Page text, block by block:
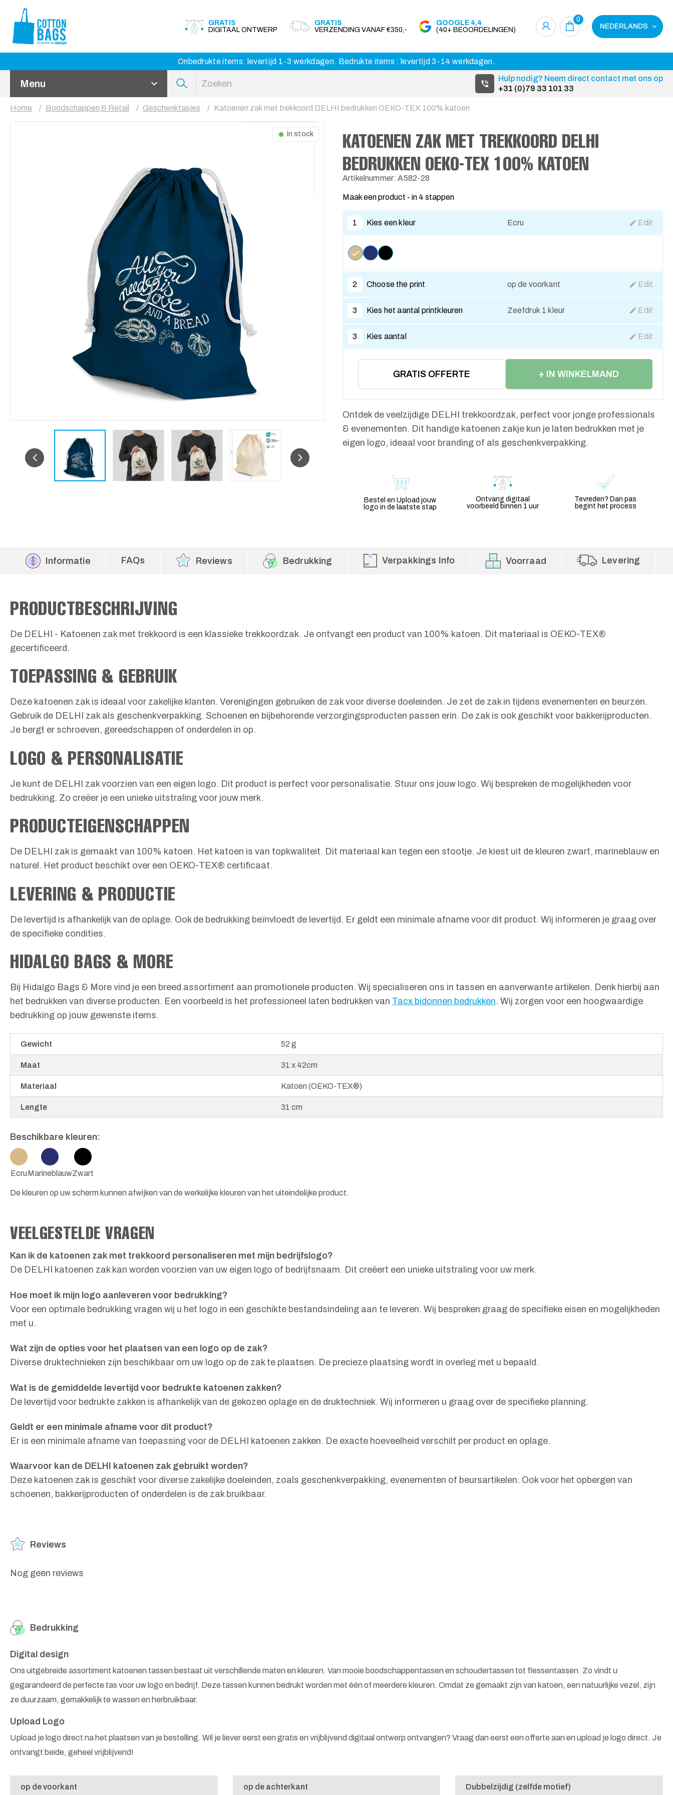
GRATIS
DIGITAAL ONTWERP
GRATIS
VERZENDING VANAF €350,-
GOOGLE 4,4
(40+ BEOORDELINGEN)
0
NEDERLANDS
Onbedrukte items: levertijd 1-3 werkdagen. Bedrukte items : levertijd 3-14 werkdagen.
Menu
Hulp nodig? Neem direct contact met ons op
+31 (0)79 33 101 33
Home Boodschappen & Retail Geschenktasjes Katoenen zak met trekkoord DELHI bedrukken OEKO-TEX 100% katoen
In stock
KATOENEN ZAK MET TREKKOORD DELHI
BEDRUKKEN OEKO-TEX 100% KATOEN
Artikelnummer: A582-28
Maak een product - in 4 stappen
1 Kies een kleur Ecru Edit
2 Choose the print op de voorkant Edit
3 Kies het aantal printkleuren Zeefdruk 1 kleur Edit
3 Kies aantal Edit
GRATIS OFFERTE + IN WINKELMAND
Ontdek de veelzijdige DELHI trekkoordzak, perfect voor jonge professionals
& evenementen. Dit handige katoenen zakje kun je laten bedrukken met je
eigen logo, ideaal voor branding of als geschenkverpakking.
Bestel en Upload jouw
logo in de laatste stap
Ontvang digitaal
voorbeeld binnen 1 uur
Tevreden? Dan pas
begint het process
Informatie FAQs Reviews Bedrukking Verpakkings Info Voorraad Levering
PRODUCTBESCHRIJVING
De DELHI - Katoenen zak met trekkoord is een klassieke trekkoordzak. Je ontvangt een product van 100% katoen. Dit materiaal is OEKO-TEX®
gecertificeerd.
TOEPASSING & GEBRUIK
Deze katoenen zak is ideaal voor zakelijke klanten. Verenigingen gebruiken de zak voor diverse doeleinden. Je zet de zak in tijdens evenementen en beurzen.
Gebruik de DELHI zak als geschenkverpakking. Schoenen en bijbehorende verzorgingsproducten passen erin. De zak is ook geschikt voor bakkerijproducten.
Je bergt er schroeven, gereedschappen of onderdelen in op.
LOGO & PERSONALISATIE
Je kunt de DELHI zak voorzien van een eigen logo. Dit product is perfect voor personalisatie. Stuur ons jouw logo. Wij bespreken de mogelijkheden voor
bedrukking. Zo creëer je een unieke uitstraling voor jouw merk.
PRODUCTEIGENSCHAPPEN
De DELHI zak is gemaakt van 100% katoen. Het katoen is van topkwaliteit. Dit materiaal kan tegen een stootje. Je kiest uit de kleuren zwart, marineblauw en
naturel. Het product beschikt over een OEKO-TEX® certificaat.
LEVERING & PRODUCTIE
De levertijd is afhankelijk van de oplage. Ook de bedrukking beïnvloedt de levertijd. Er geldt een minimale afname voor dit product. Wij informeren je graag over
de specifieke condities.
HIDALGO BAGS & MORE
Bij Hidalgo Bags & More vind je een breed assortiment aan promotionele producten. Wij specialiseren ons in tassen en aanverwante artikelen. Denk hierbij aan
het bedrukken van diverse producten. Een voorbeeld is het professioneel laten bedrukken van Tacx bidonnen bedrukken. Wij zorgen voor een hoogwaardige
bedrukking op jouw gewenste items.
Gewicht 52 g
Maat 31 x 42cm
Materiaal Katoen (OEKO-TEX®)
Lengte 31 cm
Beschikbare kleuren:
EcruMarineblauwZwart
De kleuren op uw scherm kunnen afwijken van de werkelijke kleuren van het uiteindelijke product.
VEELGESTELDE VRAGEN
Kan ik de katoenen zak met trekkoord personaliseren met mijn bedrijfslogo?
De DELHI katoenen zak kan worden voorzien van uw eigen logo of bedrijfsnaam. Dit creëert een unieke uitstraling voor uw merk.
Hoe moet ik mijn logo aanleveren voor bedrukking?
Voor een optimale bedrukking vragen wij u het logo in een geschikte bestandsindeling aan te leveren. Wij bespreken graag de specifieke eisen en mogelijkheden
met u.
Wat zijn de opties voor het plaatsen van een logo op de zak?
Diverse druktechnieken zijn beschikbaar om uw logo op de zak te plaatsen. De precieze plaatsing wordt in overleg met u bepaald.
Wat is de gemiddelde levertijd voor bedrukte katoenen zakken?
De levertijd voor bedrukte zakken is afhankelijk van de gekozen oplage en de druktechniek. Wij informeren u graag over de specifieke planning.
Geldt er een minimale afname voor dit product?
Er is een minimale afname van toepassing voor de DELHI katoenen zakken. De exacte hoeveelheid verschilt per product en oplage.
Waarvoor kan de DELHI katoenen zak gebruikt worden?
Deze katoenen zak is geschikt voor diverse zakelijke doeleinden, zoals geschenkverpakking, evenementen of beursartikelen. Ook voor het opbergen van
schoenen, bakkerijproducten of onderdelen is de zak bruikbaar.
Reviews
Nog geen reviews
Bedrukking
Digital design
Ons uitgebreide assortiment katoenen tassen bestaat uit verschillende maten en kleuren. Van mooie boodschappentassen en schoudertassen tot flessentassen. Zo vindt u
gegarandeerd de perfecte tas voor uw logo en bedrijf. Deze tassen kunnen bedrukt worden met één of meerdere kleuren. Omdat ze gemaakt zijn van katoen, een natuurlijke vezel, zijn
ze duurzaam, gemakkelijk te wassen en herbruikbaar.
Upload Logo
Upload je logo direct na het plaatsen van je bestelling. Wil je liever eerst een gratis en vrijblijvend digitaal ontwerp ontvangen? Vraag dan eerst een offerte aan en upload je logo direct. Je
ontvangt beide, geheel vrijblijvend!
op de voorkant op de achterkant Dubbelzijdig (zelfde motief)